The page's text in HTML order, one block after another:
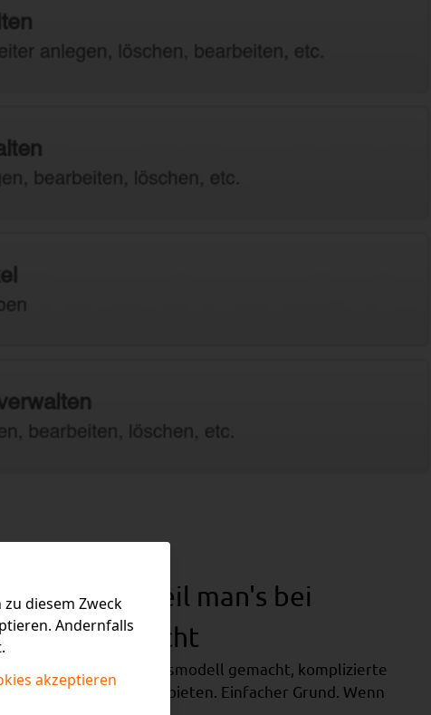
machen - weil man's bei
nicht braucht
es sich zum Geschäftsmodell gemacht, komplizierte
Typo3 und Joomla anzubieten. Einfacher Grund. Wenn
diesem Zweck
Andernfalls
akzeptieren